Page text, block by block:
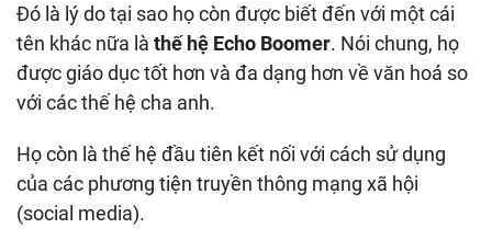
Đó là lý do tại sao họ còn được biết đến với một cái
tên khác nữa là thế hệ Echo Boomer. Nói chung, họ
được giáo dục tốt hơn và đa dạng hơn về văn hoá so
với các thế hệ cha anh.
Họ còn là thế hệ đầu tiên kết nối với cách sử dụng
của các phương tiện truyền thông mạng xã hội
(social media).